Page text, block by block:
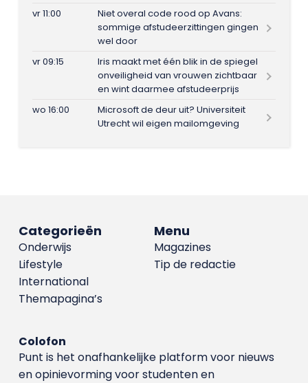
vr 11:00
Niet overal code rood op Avans:
sommige afstudeerzittingen gingen
wel door
vr 09:15
Iris maakt met één blik in de spiegel
onveiligheid van vrouwen zichtbaar
en wint daarmee afstudeerprijs
wo 16:00
Microsoft de deur uit? Universiteit
Utrecht wil eigen mailomgeving
Menu
Magazines
Tip de redactie
Categorieën
Onderwijs
Lifestyle
International
Themapagina’s
Colofon
Punt is het onafhankelijke platform voor nieuws
en opinievorming voor studenten en